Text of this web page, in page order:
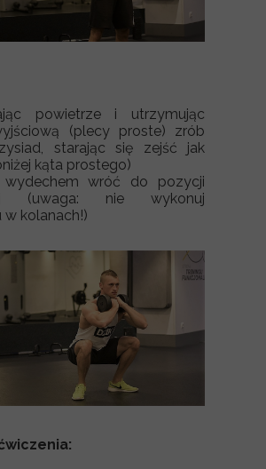
powietrze i utrzymując
(plecy proste) zrób
starając się zejść jak
kąta prostego)
wróć do pozycji
(uwaga: nie wykonuj
w kolanach!)